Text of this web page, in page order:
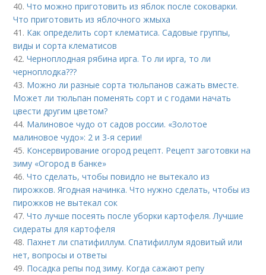
40.Что можно приготовить из яблок после соковарки.
Что приготовить из яблочного жмыха
41. Как определить сорт клематиса. Садовые группы,
виды и сорта клематисов
42.Черноплодная рябина ирга. То ли ирга, то ли
черноплодка???
43. Можно ли разные сорта тюльпанов сажать вместе.
Может ли тюльпан поменять сорт и с годами начать
цвести другим цветом?
44. Малиновое чудо от садов россии. «Золотое
малиновое чудо»: 2 и 3-я серии!
45. Консервирование огород рецепт. Рецепт заготовки на
зиму «Огород в банке»
46.Что сделать, чтобы повидло не вытекало из
пирожков. Ягодная начинка. Что нужно сделать, чтобы из
пирожков не вытекал сок
47.Что лучше посеять после уборки картофеля. Лучшие
сидераты для картофеля
48. Пахнет ли спатифиллум. Спатифиллум ядовитый или
нет, вопросы и ответы
49. Посадка репы под зиму. Когда сажают репу